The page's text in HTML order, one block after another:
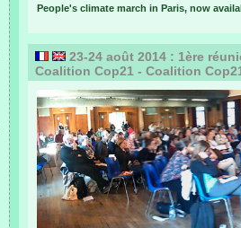
People's climate march in Paris, now
23-24 août 2014 : 1ère
Coalition Cop21 - Coalition